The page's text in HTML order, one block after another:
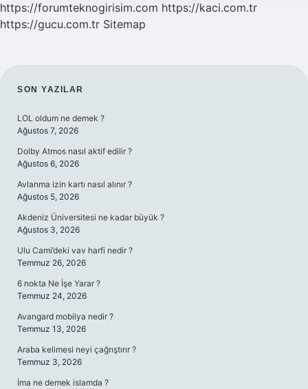
https://forumteknogirisim.com https://kaci.com.tr
https://gucu.com.tr Sitemap
SIDEBAR
SON YAZILAR
LOL oldum ne demek ?
Ağustos 7, 2026
Dolby Atmos nasıl aktif edilir ?
Ağustos 6, 2026
Avlanma izin kartı nasıl alınır ?
Ağustos 5, 2026
Akdeniz Üniversitesi ne kadar büyük ?
Ağustos 3, 2026
Ulu Cami’deki vav harfi nedir ?
Temmuz 26, 2026
6 nokta Ne İşe Yarar ?
Temmuz 24, 2026
Avangard mobilya nedir ?
Temmuz 13, 2026
Araba kelimesi neyi çağrıştırır ?
Temmuz 3, 2026
İma ne demek islamda ?